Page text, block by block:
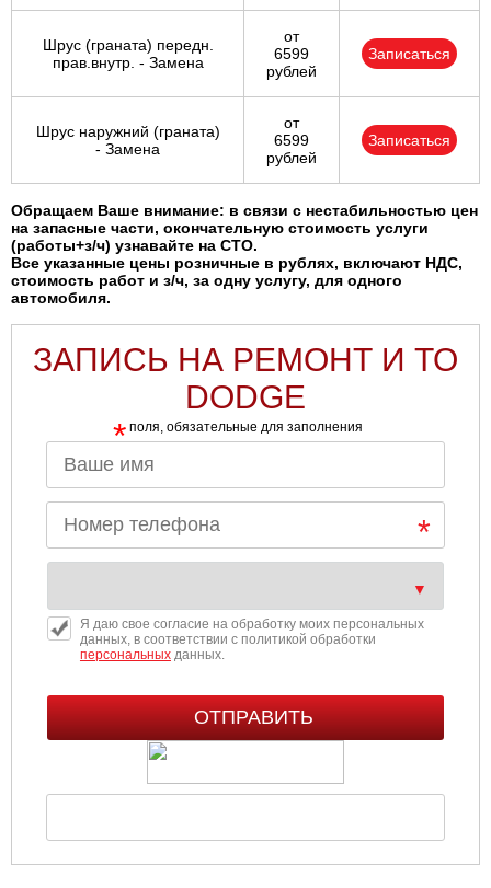
Шрус (граната) передн.
прав.внутр. - Замена
от
6599
рублей
Записаться
Шрус наружний (граната)
- Замена
от
6599
рублей
Записаться
Обращаем Ваше внимание: в связи с нестабильностью цен
на запасные части, окончательную стоимость услуги
(работы+з/ч) узнавайте на СТО.
Все указанные цены розничные в рублях, включают НДС,
стоимость работ и з/ч, за одну услугу, для одного
автомобиля.
ЗАПИСЬ НА РЕМОНТ И ТО
DODGE
* поля, обязательные для заполнения
Я даю свое согласие на обработку моих персональных
данных, в соответствии с политикой обработки
персональныхданных.